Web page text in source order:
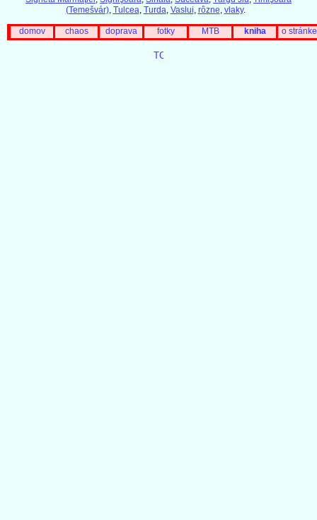
(Temešvár), Tulcea, Turda, Vaslui, rôzne, vlaky.
domov chaos doprava fotky MTB kniha o stránke